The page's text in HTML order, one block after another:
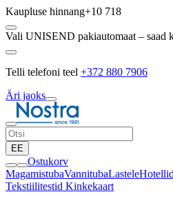
Kaupluse hinnang+10 718
Vali UNISEND pakiautomaat – saad
Telli telefoni teel +372 880 7906
Äri jaoks
EE
Ostukorv
MagamistubaVannitubaLastele
Tekstiilitestid Kinkekaart